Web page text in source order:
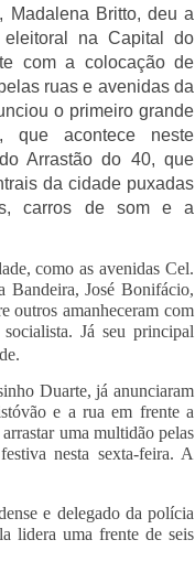
Madalena Britto, deu a
eleitoral na Capital do
com a colocação de
ruas e avenidas da
o primeiro grande
que acontece neste
Arrastão do 40, que
da cidade puxadas
carros de som e a
como as avenidas Cel.
Bandeira, José Bonifácio,
outros amanheceram com
Já seu principal
Duarte, já anunciaram
e a rua em frente a
uma multidão pelas
nesta sexta-feira. A
e delegado da polícia
lidera uma frente de seis